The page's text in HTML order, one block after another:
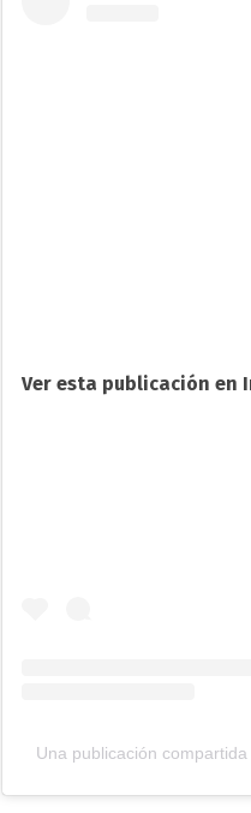
Ver esta publicación en
Una publicación